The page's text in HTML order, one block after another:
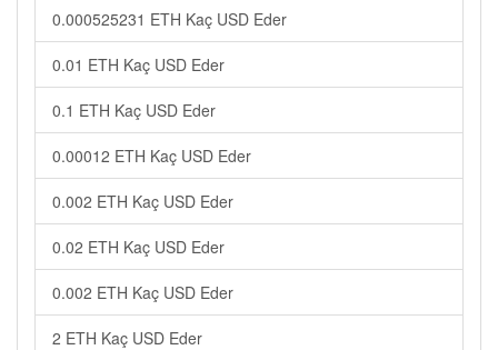
0.000525231 ETH Kaç USD Eder
0.01 ETH Kaç USD Eder
0.1 ETH Kaç USD Eder
0.00012 ETH Kaç USD Eder
0.002 ETH Kaç USD Eder
0.02 ETH Kaç USD Eder
0.002 ETH Kaç USD Eder
2 ETH Kaç USD Eder